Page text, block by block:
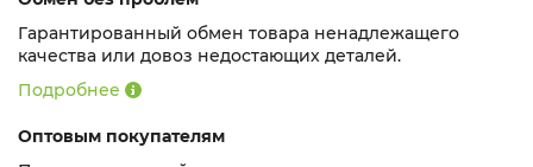
Гарантированный обмен товара ненадлежащего
качества или довоз недостающих деталей.
Подробнее
Оптовым покупателям